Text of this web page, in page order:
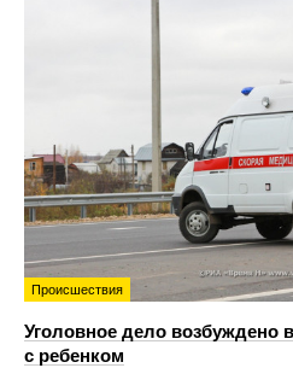
Происшествия
Уголовное дело возбуждено
с ребенком